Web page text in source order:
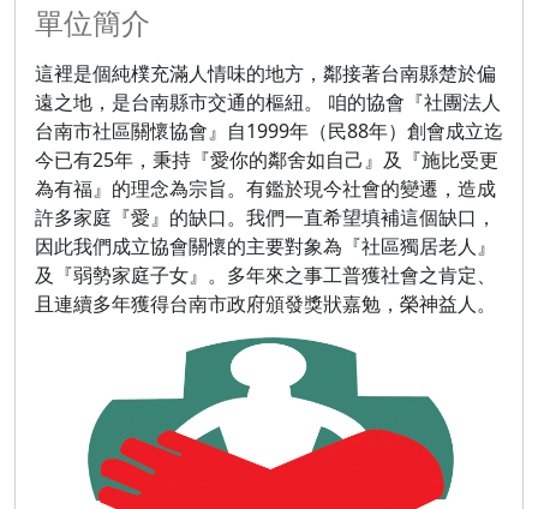
單位簡介
這裡是個純樸充滿人情味的地方，鄰接著台南縣楚於偏
遠之地，是台南縣市交通的樞紐。 咱的協會『社團法人
台南市社區關懷協會』自1999年（民88年）創會成立迄
今已有25年，秉持『愛你的鄰舍如自己』及『施比受更
為有福』的理念為宗旨。有鑑於現今社會的變遷，造成
許多家庭『愛』的缺口。我們一直希望填補這個缺口，
因此我們成立協會關懷的主要對象為『社區獨居老人』
及『弱勢家庭子女』。多年來之事工普獲社會之肯定、
且連續多年獲得台南市政府頒發獎狀嘉勉，榮神益人。